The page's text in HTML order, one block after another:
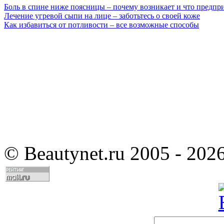
Боль в спине ниже поясницы – почему возникает и что
Лечение угревой сыпи на лице – заботьтесь о своей коже
Как избавиться от потливости – все возможные способы
© Beautynet.ru 2005 -